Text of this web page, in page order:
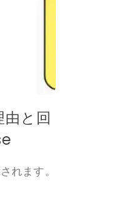
と回
れます。